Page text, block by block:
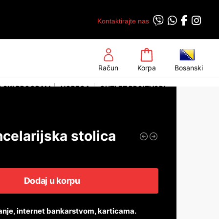
Kontaktirajte nas
Račun Korpa Bosanski
PROGRAM HORECA OUTLET PROIZVODI
stolica
Dodaj u korpu
internet bankarstvom, karticama.